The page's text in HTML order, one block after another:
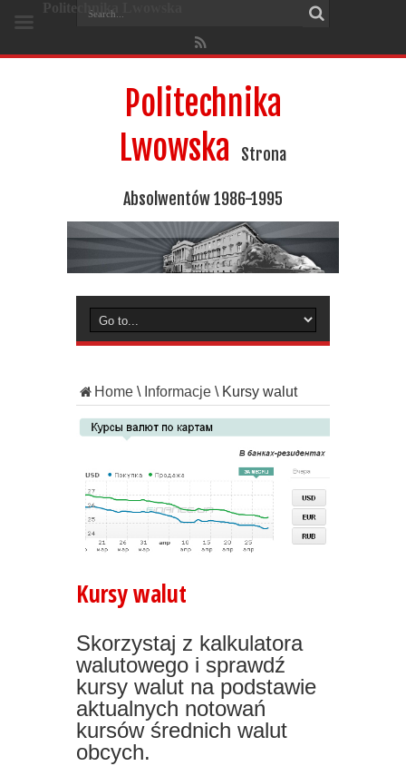
Politechnika
Lwowska
Strona
Absolwentów 1986-1995
Home \ Informacje \ Kursy walut
Kursy walut
Skorzystaj z kalkulatora
walutowego i sprawdź
kursy walut na podstawie
aktualnych notowań
kursów średnich walut
obcych.
Politechnika Lwowska